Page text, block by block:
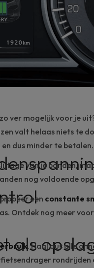
ver mogelijk voor je
valt helaas niets te
dus minder te betalen.
van je banden,
nog voldoende
een constante
Ontdek nog meer
als. Haal dus alle
rondrijden